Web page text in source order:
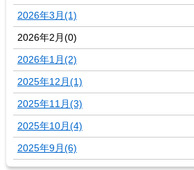
2026年3月(1)
2026年2月(0)
2026年1月(2)
2025年12月(1)
2025年11月(3)
2025年10月(4)
2025年9月(6)